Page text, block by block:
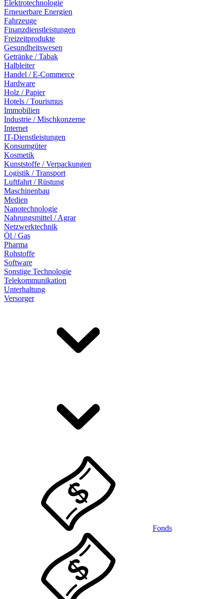
Elektrotechnologie
Erneuerbare Energien
Fahrzeuge
Finanzdienstleistungen
Freizeitprodukte
Gesundheitswesen
Getränke / Tabak
Halbleiter
Handel / E-Commerce
Hardware
Holz / Papier
Hotels / Tourismus
Immobilien
Industrie / Mischkonzerne
Internet
IT-Dienstleistungen
Konsumgüter
Kosmetik
Kunststoffe / Verpackungen
Logistik / Transport
Luftfahrt / Rüstung
Maschinenbau
Medien
Nanotechnologie
Nahrungsmittel / Agrar
Netzwerktechnik
Öl / Gas
Pharma
Rohstoffe
Software
Sonstige Technologie
Telekommunikation
Unterhaltung
Versorger
Fonds